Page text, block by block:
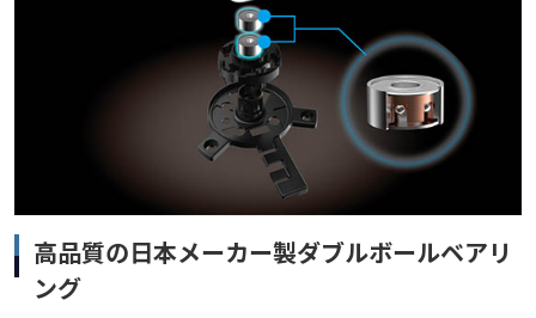
高品質の日本メーカー製ダブルボールベアリ
ング